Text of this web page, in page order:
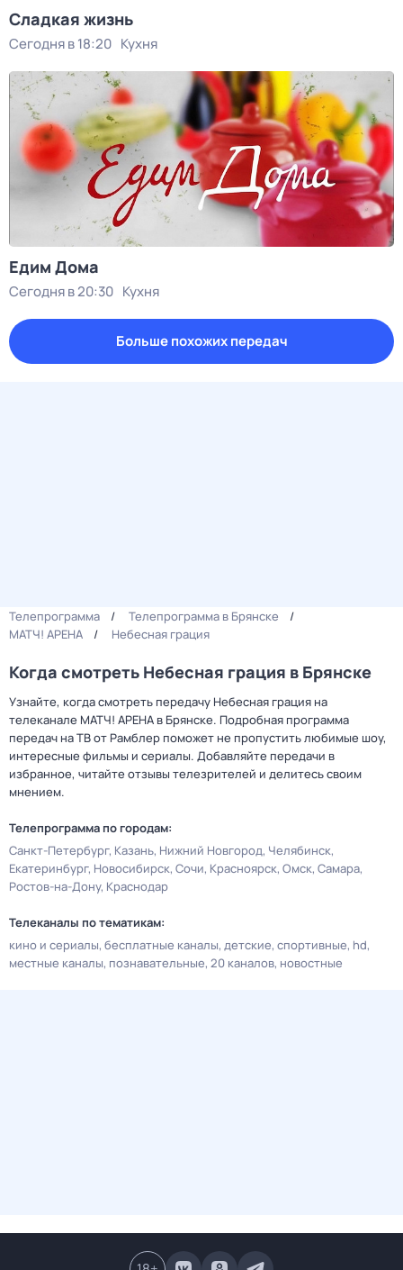
Сладкая жизнь
Сегодня в 18:20 Кухня
Едим Дома
Сегодня в 20:30 Кухня
Больше похожих передач
Телепрограмма
Телепрограмма в Брянске
МАТЧ! АРЕНА
Небесная грация
Когда смотреть Небесная грация в Брянске
Узнайте, когда смотреть передачу Небесная грация на
телеканале МАТЧ! АРЕНА в Брянске. Подробная программа
передач на ТВ от Рамблер поможет не пропустить любимые шоу,
интересные фильмы и сериалы. Добавляйте передачи в
избранное, читайте отзывы телезрителей и делитесь своим
мнением.
Телепрограмма по городам:
Санкт-Петербург Казань Нижний Новгород Челябинск
Екатеринбург Новосибирск Сочи Красноярск Омск Самара
Ростов-на-Дону Краснодар
Телеканалы по тематикам:
кино и сериалы бесплатные каналы детские спортивные hd
местные каналы познавательные 20 каналов новостные